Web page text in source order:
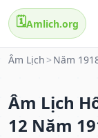
🗓️Amlich.org
Âm Lịch > Năm
Âm Lịch
12 Năm